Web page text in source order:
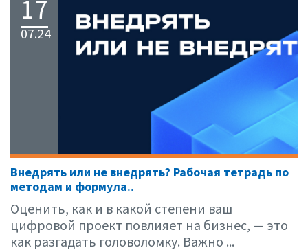
17
07.24
Внедрять или не внедрять? Рабочая тетрадь по
методам и формула..
Оценить, как и в какой степени ваш
цифровой проект повлияет на бизнес, — это
как разгадать головоломку. Важно ...